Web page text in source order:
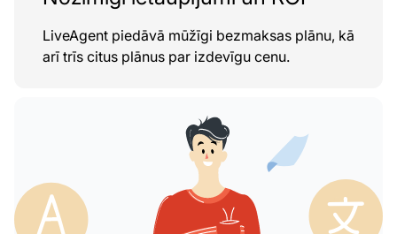
LiveAgent piedāvā mūžīgi bezmaksas plānu, kā
arī trīs citus plānus par izdevīgu cenu.